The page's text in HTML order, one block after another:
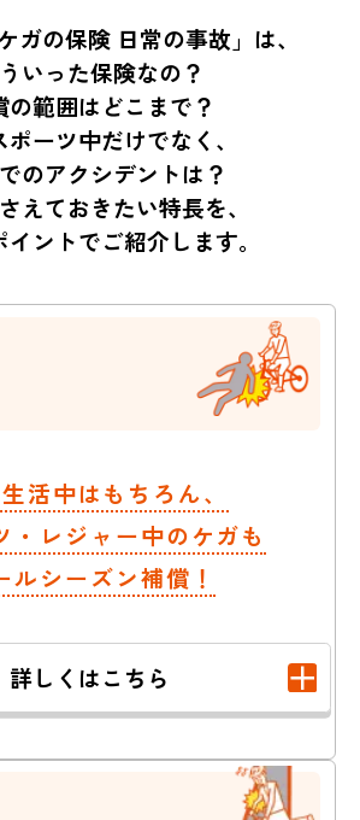
ガの保険 日常の事故」は、
いった保険なの？
の範囲はどこまで？
ーツ中だけでなく、
のアクシデントは？
えておきたい特長を、
イントでご紹介します。
活中はもちろん、
・レジャー中のケガも
ルシーズン補償！
詳しくはこちら